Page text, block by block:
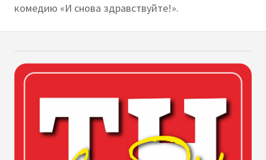
комедию «И снова здравствуйте!».